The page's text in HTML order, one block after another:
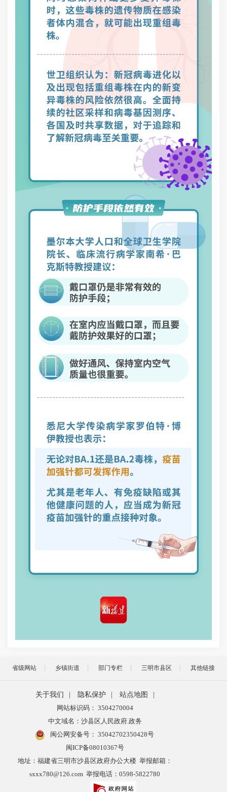
省级网站 乡镇街道 部门专栏 三明市县区 其他链接
关于我们 隐私保护 站点地图
网站标识码： 3504270004
中文域名：沙县区人民政府.政务
闽公网安备号： 35042702350428号
闽ICP备08010367号
地址：福建省三明市沙县区政府办公大楼 举报邮箱：
sxxx780@126.com 举报电话：0598-5822780